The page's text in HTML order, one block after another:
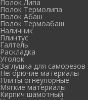
Полок Липа
Полок Термолипа
Полок Абаш
Полок Термоабаш
Наличник
Плинтус
Галтель
Раскладка
Уголок
Заглушка для саморезов
Негорючие материалы
Плиты огнеупорные
Мягкие материалы
Кирпич шамотный